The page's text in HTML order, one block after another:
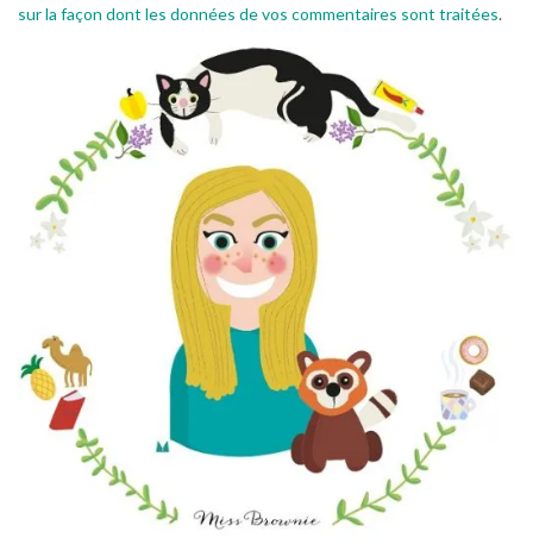
sur la façon dont les données de vos commentaires sont traitées.